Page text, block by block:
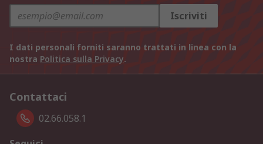
Iscriviti
I dati personali forniti saranno trattati in linea con la
nostra Politica sulla Privacy.
Contattaci
02.66.058.1